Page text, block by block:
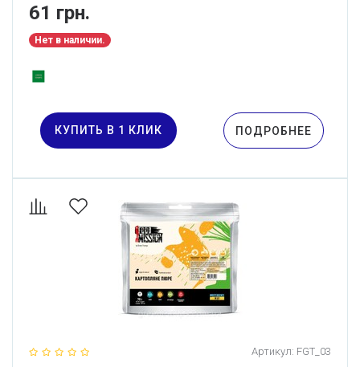
61 грн.
Нет в наличии.
КУПИТЬ В 1 КЛИК ПОДРОБНЕЕ
Артикул: FGT_03